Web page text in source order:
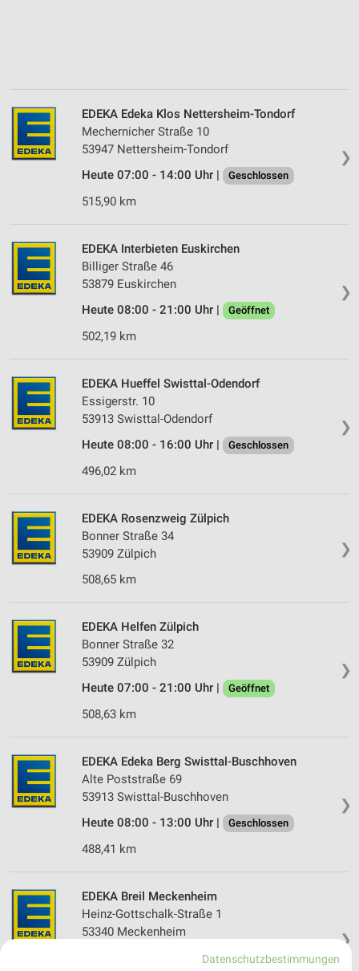
❯
EDEKA Edeka Klos Nettersheim-Tondorf
Mechernicher Straße 10
53947 Nettersheim-Tondorf
Heute 07:00 - 14:00 Uhr |
Geschlossen
515,90 km
❯
EDEKA Interbieten Euskirchen
Billiger Straße 46
53879 Euskirchen
Heute 08:00 - 21:00 Uhr |
Geöffnet
502,19 km
❯
EDEKA Hueffel Swisttal-Odendorf
Essigerstr. 10
53913 Swisttal-Odendorf
Heute 08:00 - 16:00 Uhr |
Geschlossen
496,02 km
❯
EDEKA Rosenzweig Zülpich
Bonner Straße 34
53909 Zülpich
508,65 km
❯
EDEKA Helfen Zülpich
Bonner Straße 32
53909 Zülpich
Heute 07:00 - 21:00 Uhr |
Geöffnet
508,63 km
❯
EDEKA Edeka Berg Swisttal-Buschhoven
Alte Poststraße 69
53913 Swisttal-Buschhoven
Heute 08:00 - 13:00 Uhr |
Geschlossen
488,41 km
❯
EDEKA Breil Meckenheim
Heinz-Gottschalk-Straße 1
53340 Meckenheim
Heute 07:00 - 21:00 Uhr | Geöffnet
Datenschutzbestimmungen